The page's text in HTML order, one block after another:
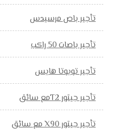
تأجير باص مرسيدس
تأجير باصات 50 راكب
تأجير تويوتا هايس
تأجير جيتور T2مع سائق
تأجير جيتور X90 مع سائق